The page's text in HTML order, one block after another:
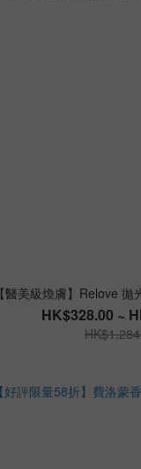
【醫美級煥膚】Relove
HK$328.00 ~